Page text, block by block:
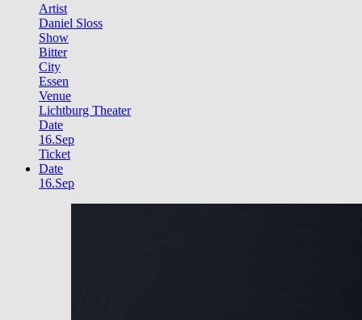
Artist
Daniel Sloss
Show
Bitter
City
Essen
Venue
Lichtburg Theater
Date
16.Sep
Ticket
Date
16.Sep